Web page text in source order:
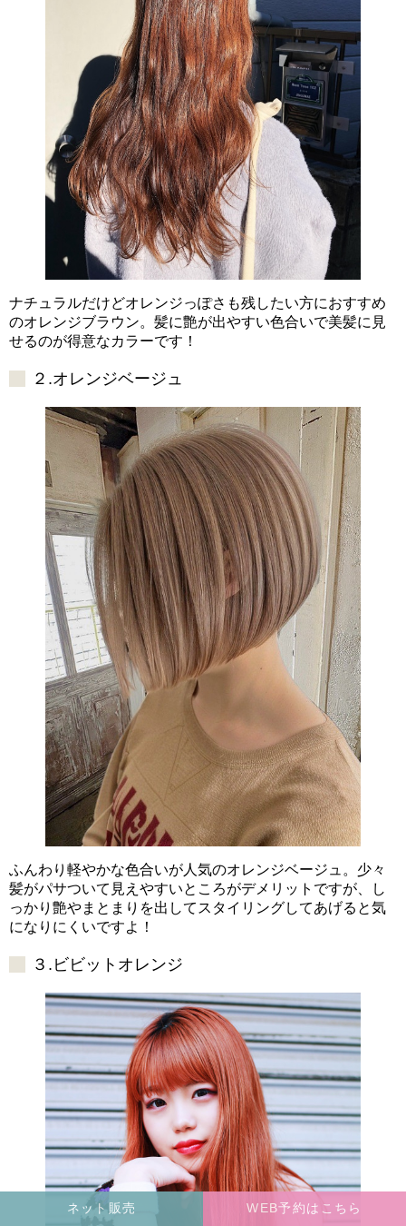
ナチュラルだけどオレンジっぽさも残したい方におすすめ
のオレンジブラウン。髪に艶が出やすい色合いで美髪に見
せるのが得意なカラーです！
２.オレンジベージュ
ふんわり軽やかな色合いが人気のオレンジベージュ。少々
髪がパサついて見えやすいところがデメリットですが、し
っかり艶やまとまりを出してスタイリングしてあげると気
になりにくいですよ！
３.ビビットオレンジ
ネット販売 WEB予約はこちら